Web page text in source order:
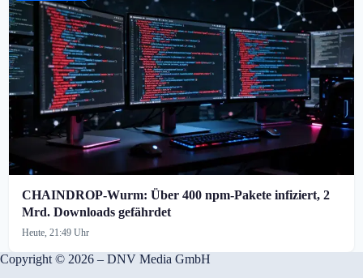
CHAINDROP-Wurm: Über 400 npm-Pakete infiziert, 2
Mrd. Downloads gefährdet
Heute, 21:49 Uhr
Copyright © 2026 – DNV Media GmbH